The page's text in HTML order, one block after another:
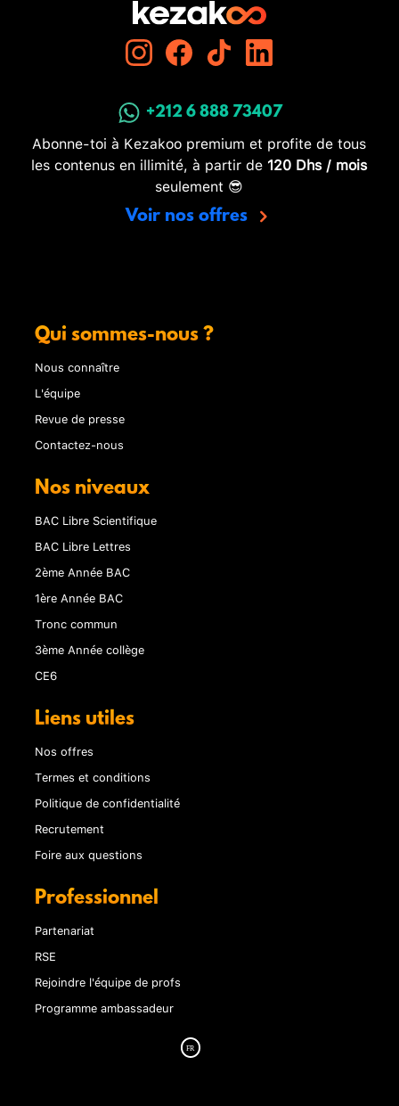
+212 6 888 73407
Abonne-toi à Kezakoo premium et profite de tous
les contenus en illimité, à partir de 120 Dhs / mois
seulement 😎
Voir nos offres
Qui sommes-nous ?
Nous connaître
L'équipe
Revue de presse
Contactez-nous
Nos niveaux
BAC Libre Scientifique
BAC Libre Lettres
2ème Année BAC
1ère Année BAC
Tronc commun
3ème Année collège
CE6
Liens utiles
Nos offres
Termes et conditions
Politique de confidentialité
Recrutement
Foire aux questions
Professionnel
Partenariat
RSE
Rejoindre l'équipe de profs
Programme ambassadeur